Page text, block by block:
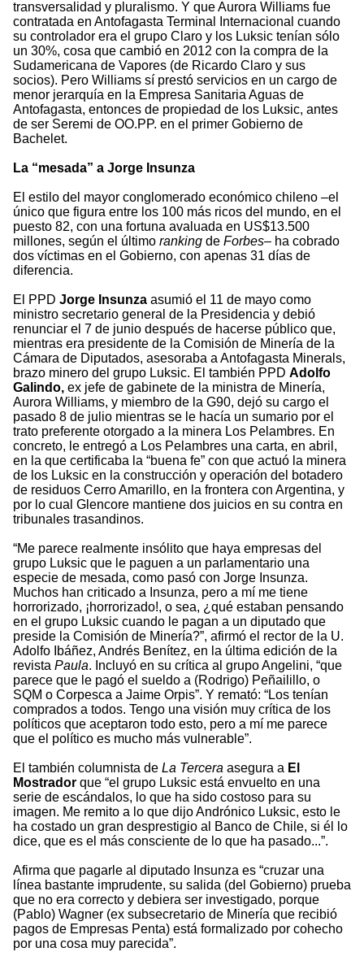
transversalidad y pluralismo. Y que Aurora Williams fue
contratada en Antofagasta Terminal Internacional cuando
su controlador era el grupo Claro y los Luksic tenían sólo
un 30%, cosa que cambió en 2012 con la compra de la
Sudamericana de Vapores (de Ricardo Claro y sus
socios). Pero Williams sí prestó servicios en un cargo de
menor jerarquía en la Empresa Sanitaria Aguas de
Antofagasta, entonces de propiedad de los Luksic, antes
de ser Seremi de OO.PP. en el primer Gobierno de
Bachelet.
La “mesada” a Jorge Insunza
El estilo del mayor conglomerado económico chileno –el
único que figura entre los 100 más ricos del mundo, en el
puesto 82, con una fortuna avaluada en US$13.500
millones, según el último ranking de Forbes– ha cobrado
dos víctimas en el Gobierno, con apenas 31 días de
diferencia.
El PPD Jorge Insunza asumió el 11 de mayo como
ministro secretario general de la Presidencia y debió
renunciar el 7 de junio después de hacerse público que,
mientras era presidente de la Comisión de Minería de la
Cámara de Diputados, asesoraba a Antofagasta Minerals,
brazo minero del grupo Luksic. El también PPD Adolfo
Galindo, ex jefe de gabinete de la ministra de Minería,
Aurora Williams, y miembro de la G90, dejó su cargo el
pasado 8 de julio mientras se le hacía un sumario por el
trato preferente otorgado a la minera Los Pelambres. En
concreto, le entregó a Los Pelambres una carta, en abril,
en la que certificaba la “buena fe” con que actuó la minera
de los Luksic en la construcción y operación del botadero
de residuos Cerro Amarillo, en la frontera con Argentina, y
por lo cual Glencore mantiene dos juicios en su contra en
tribunales trasandinos.
“Me parece realmente insólito que haya empresas del
grupo Luksic que le paguen a un parlamentario una
especie de mesada, como pasó con Jorge Insunza.
Muchos han criticado a Insunza, pero a mí me tiene
horrorizado, ¡horrorizado!, o sea, ¿qué estaban pensando
en el grupo Luksic cuando le pagan a un diputado que
preside la Comisión de Minería?”, afirmó el rector de la U.
Adolfo Ibáñez, Andrés Benítez, en la última edición de la
revista Paula. Incluyó en su crítica al grupo Angelini, “que
parece que le pagó el sueldo a (Rodrigo) Peñailillo, o
SQM o Corpesca a Jaime Orpis”. Y remató: “Los tenían
comprados a todos. Tengo una visión muy crítica de los
políticos que aceptaron todo esto, pero a mí me parece
que el político es mucho más vulnerable”.
El también columnista de La Tercera asegura a El
Mostrador que “el grupo Luksic está envuelto en una
serie de escándalos, lo que ha sido costoso para su
imagen. Me remito a lo que dijo Andrónico Luksic, esto le
ha costado un gran desprestigio al Banco de Chile, si él lo
dice, que es el más consciente de lo que ha pasado...”.
Afirma que pagarle al diputado Insunza es “cruzar una
línea bastante imprudente, su salida (del Gobierno) prueba
que no era correcto y debiera ser investigado, porque
(Pablo) Wagner (ex subsecretario de Minería que recibió
pagos de Empresas Penta) está formalizado por cohecho
por una cosa muy parecida”.